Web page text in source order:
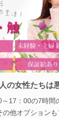
の女性たちは
17：00の7時間
他オプション